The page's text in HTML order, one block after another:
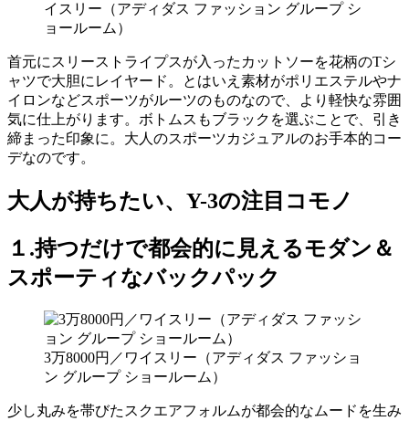
イスリー（アディダス ファッション グループ シ
ョールーム）
首元にスリーストライプスが入ったカットソーを花柄のTシ
ャツで大胆にレイヤード。とはいえ素材がポリエステルやナ
イロンなどスポーツがルーツのものなので、より軽快な雰囲
気に仕上がります。ボトムスもブラックを選ぶことで、引き
締まった印象に。大人のスポーツカジュアルのお手本的コー
デなのです。
大人が持ちたい、Y-3の注目コモノ
１.持つだけで都会的に見えるモダン＆
スポーティなバックパック
3万8000円／ワイスリー（アディダス ファッショ
ン グループ ショールーム）
少し丸みを帯びたスクエアフォルムが都会的なムードを生み